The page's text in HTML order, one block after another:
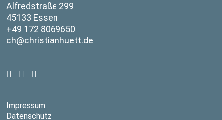
Alfredstraße 299
45133 Essen
+49 172 8069650
ch@christianhuett.de
Impressum
Datenschutz